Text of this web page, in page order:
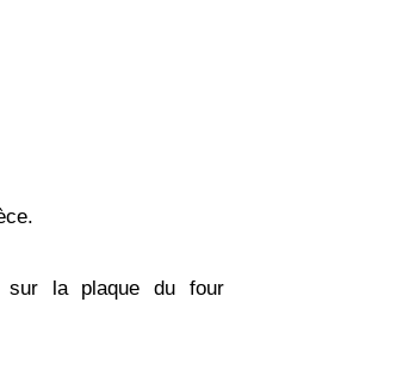
la plaque du four